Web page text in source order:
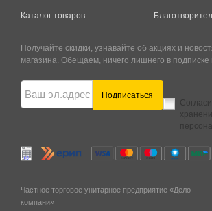
Каталог товаров
Получайте скидки, узнавайте об акциях и
магазина. Обещаем, ничего лишнего в подписке
Подписаться
Частное торговое унитарное предприятие «Дело
компани»